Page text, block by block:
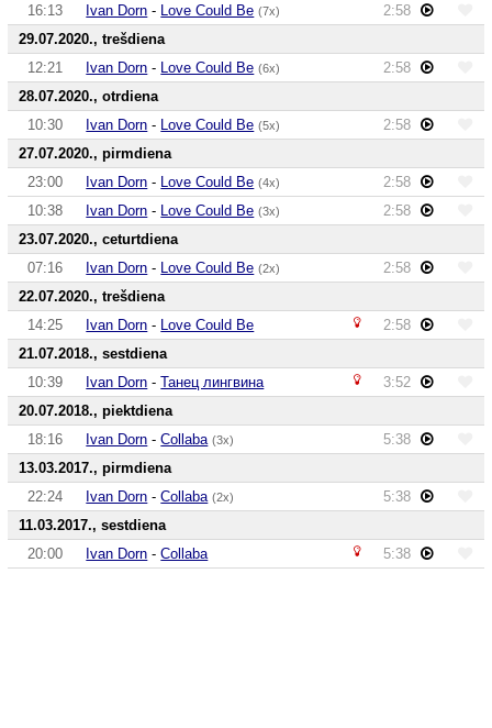
16:13
Ivan Dorn - Love Could Be (7x)
2:58
29.07.2020., trešdiena
12:21
Ivan Dorn - Love Could Be (6x)
2:58
28.07.2020., otrdiena
10:30
Ivan Dorn - Love Could Be (5x)
2:58
27.07.2020., pirmdiena
23:00
Ivan Dorn - Love Could Be (4x)
2:58
10:38
Ivan Dorn - Love Could Be (3x)
2:58
23.07.2020., ceturtdiena
07:16
Ivan Dorn - Love Could Be (2x)
2:58
22.07.2020., trešdiena
14:25
Ivan Dorn - Love Could Be
2:58
21.07.2018., sestdiena
10:39
Ivan Dorn -Танец лингвина
3:52
20.07.2018., piektdiena
18:16
Ivan Dorn -Collaba (3x)
5:38
13.03.2017., pirmdiena
22:24
Ivan Dorn -Collaba (2x)
5:38
11.03.2017., sestdiena
20:00
Ivan Dorn -Collaba 5:38